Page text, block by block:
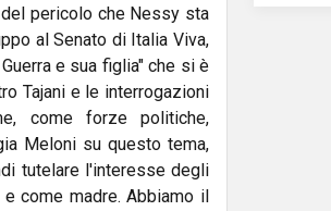
pericolo che Nessy sta
al Senato di Italia Viva,
e sua figlia" che si è
Tajani e le interrogazioni
come forze politiche,
Meloni su questo tema,
tutelare l'interesse degli
come madre. Abbiamo il